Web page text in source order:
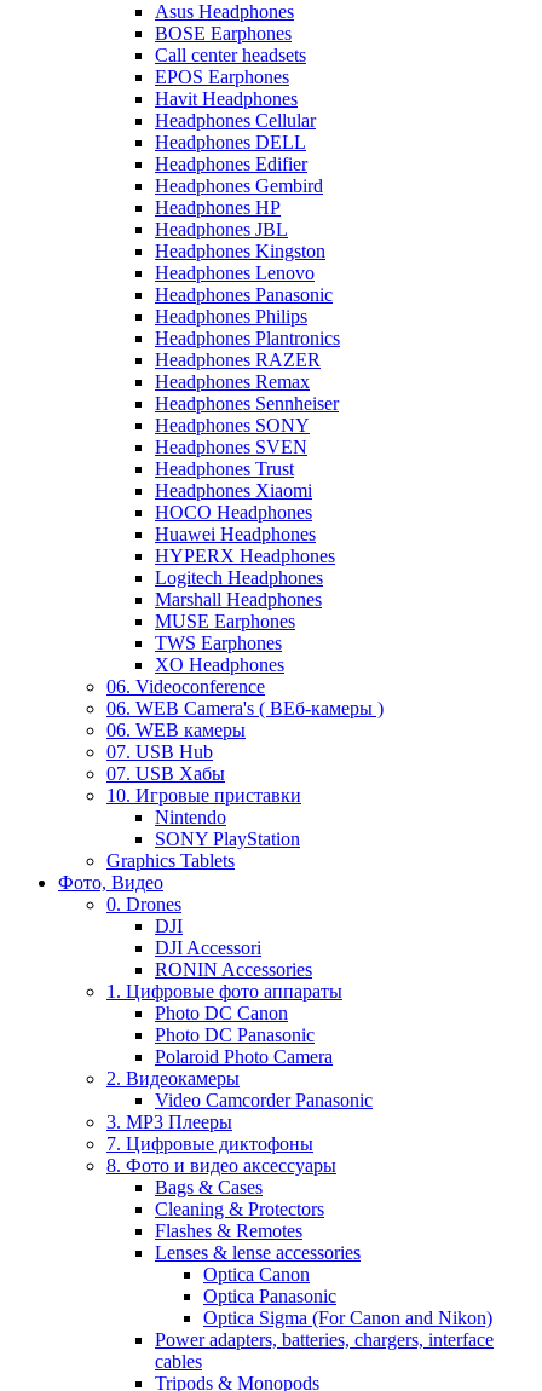
Asus Headphones
BOSE Earphones
Call center headsets
EPOS Earphones
Havit Headphones
Headphones Cellular
Headphones DELL
Headphones Edifier
Headphones Gembird
Headphones HP
Headphones JBL
Headphones Kingston
Headphones Lenovo
Headphones Panasonic
Headphones Philips
Headphones Plantronics
Headphones RAZER
Headphones Remax
Headphones Sennheiser
Headphones SONY
Headphones SVEN
Headphones Trust
Headphones Xiaomi
HOCO Headphones
Huawei Headphones
HYPERX Headphones
Logitech Headphones
Marshall Headphones
MUSE Earphones
TWS Earphones
XO Headphones
06. Videoconference
06. WEB Camera's ( ВЕб-камеры )
06. WEB камеры
07. USB Hub
07. USB Хабы
10. Игровые приставки
Nintendo
SONY PlayStation
Graphics Tablets
Фото, Видео
0. Drones
DJI
DJI Accessori
RONIN Accessories
1. Цифровые фото аппараты
Photo DC Canon
Photo DC Panasonic
Polaroid Photo Camera
2. Видеокамеры
Video Camcorder Panasonic
3. MP3 Плееры
7. Цифровые диктофоны
8. Фото и видео аксессуары
Bags & Cases
Cleaning & Protectors
Flashes & Remotes
Lenses & lense accessories
Optica Canon
Optica Panasonic
Optica Sigma (For Canon and Nikon)
Power adapters, batteries, chargers, interface
cables
Tripods & Monopods